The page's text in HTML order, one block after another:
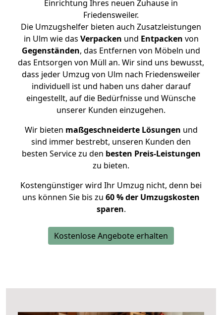
Einrichtung Ihres neuen Zuhause in
Friedensweiler.
Die Umzugshelfer bieten auch Zusatzleistungen
in Ulm wie das Verpacken und Entpacken von
Gegenständen, das Entfernen von Möbeln und
das Entsorgen von Müll an. Wir sind uns bewusst,
dass jeder Umzug von Ulm nach Friedensweiler
individuell ist und haben uns daher darauf
eingestellt, auf die Bedürfnisse und Wünsche
unserer Kunden einzugehen.
Wir bieten maßgeschneiderte Lösungen und
sind immer bestrebt, unseren Kunden den
besten Service zu den besten Preis-Leistungen
zu bieten.
Kostengünstiger wird Ihr Umzug nicht, denn bei
uns können Sie bis zu 60 % der Umzugskosten
sparen.
Kostenlose Angebote erhalten